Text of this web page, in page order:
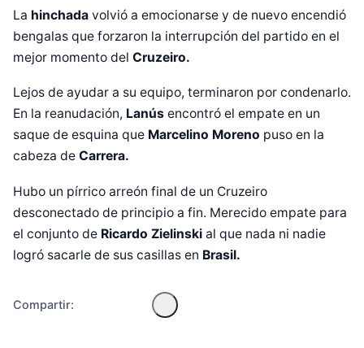
La hinchada volvió a emocionarse y de nuevo encendió
bengalas que forzaron la interrupción del partido en el
mejor momento del Cruzeiro.
Lejos de ayudar a su equipo, terminaron por condenarlo.
En la reanudación, Lanús encontró el empate en un
saque de esquina que Marcelino Moreno puso en la
cabeza de Carrera.
Hubo un pírrico arreón final de un Cruzeiro
desconectado de principio a fin. Merecido empate para
el conjunto de Ricardo Zielinski al que nada ni nadie
logró sacarle de sus casillas en Brasil.
Compartir: